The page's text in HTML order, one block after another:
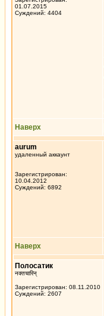
01.07.2015
Суждений: 4404
Наверх
aurum
удаленный аккаунт
Зарегистрирован:
10.04.2012
Суждений: 6892
Наверх
Полосатик
नक्तचारिन्
Зарегистрирован: 08.11.2010
Суждений: 2607